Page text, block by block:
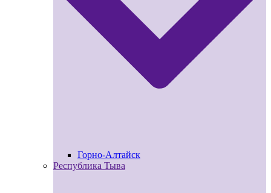
Горно-Алтайск
Республика Тыва